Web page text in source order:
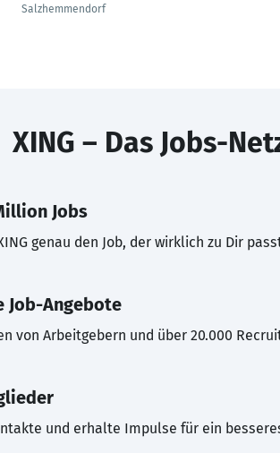
Salzhemmendorf
XING – Das Jobs-
Jobs
genau den Job, der wirklich zu Dir
Job-Angebote
von Arbeitgebern und über 20.000
und erhalte Impulse für ein